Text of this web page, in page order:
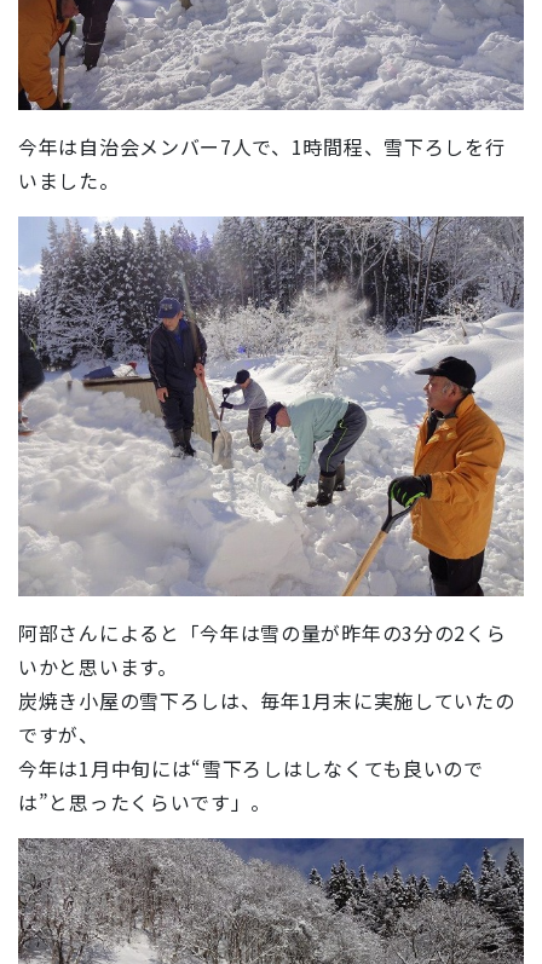
今年は自治会メンバー7人で、1時間程、雪下ろしを行
いました。
阿部さんによると「今年は雪の量が昨年の3分の2くら
いかと思います。
炭焼き小屋の雪下ろしは、毎年1月末に実施していたの
ですが、
今年は1月中旬には“雪下ろしはしなくても良いので
は”と思ったくらいです」。